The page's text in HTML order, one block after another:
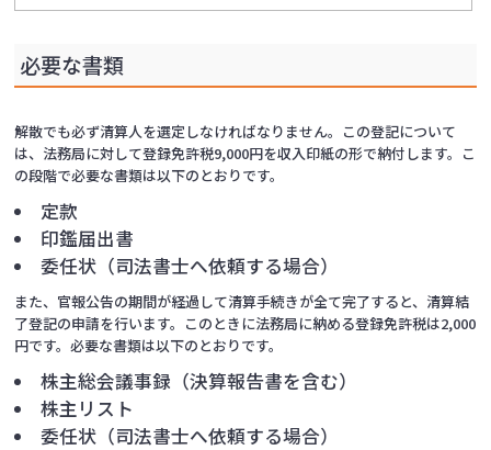
必要な書類
解散でも必ず清算人を選定しなければなりません。この登記について
は、法務局に対して登録免許税9,000円を収入印紙の形で納付します。こ
の段階で必要な書類は以下のとおりです。
定款
印鑑届出書
委任状（司法書士へ依頼する場合）
また、官報公告の期間が経過して清算手続きが全て完了すると、清算結
了登記の申請を行います。このときに法務局に納める登録免許税は2,000
円です。必要な書類は以下のとおりです。
株主総会議事録（決算報告書を含む）
株主リスト
委任状（司法書士へ依頼する場合）